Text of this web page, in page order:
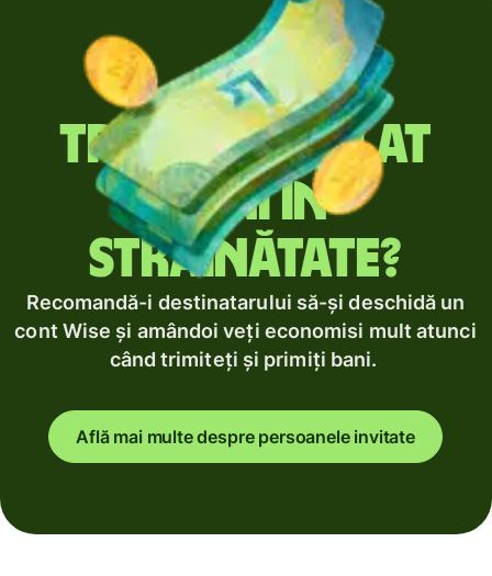
Trimiți regulat
bani în
străinătate?
Recomandă-i destinatarului să-și deschidă un
cont Wise și amândoi veți economisi mult atunci
când trimiteți și primiți bani.
Află mai multe despre persoanele invitate